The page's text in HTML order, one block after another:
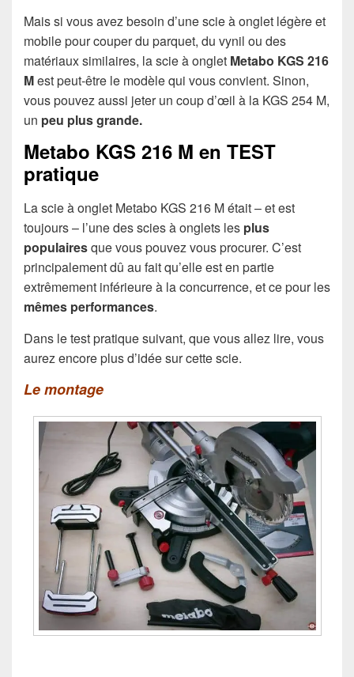
Mais si vous avez besoin d’une scie à onglet légère et
mobile pour couper du parquet, du vynil ou des
matériaux similaires, la scie à onglet Metabo KGS 216
Mest peut-être le modèle qui vous convient. Sinon,
vous pouvez aussi jeter un coup d’œil à la KGS 254 M,
un peu plus grande.
Metabo KGS 216 M en TEST
pratique
La scie à onglet Metabo KGS 216 M était – et est
toujours – l’une des scies à onglets les plus
populairesque vous pouvez vous procurer. C’est
principalement dû au fait qu’elle est en partie
extrêmement inférieure à la concurrence, et ce pour les
mêmes performances.
Dans le test pratique suivant, que vous allez lire, vous
aurez encore plus d’idée sur cette scie.
Le montage